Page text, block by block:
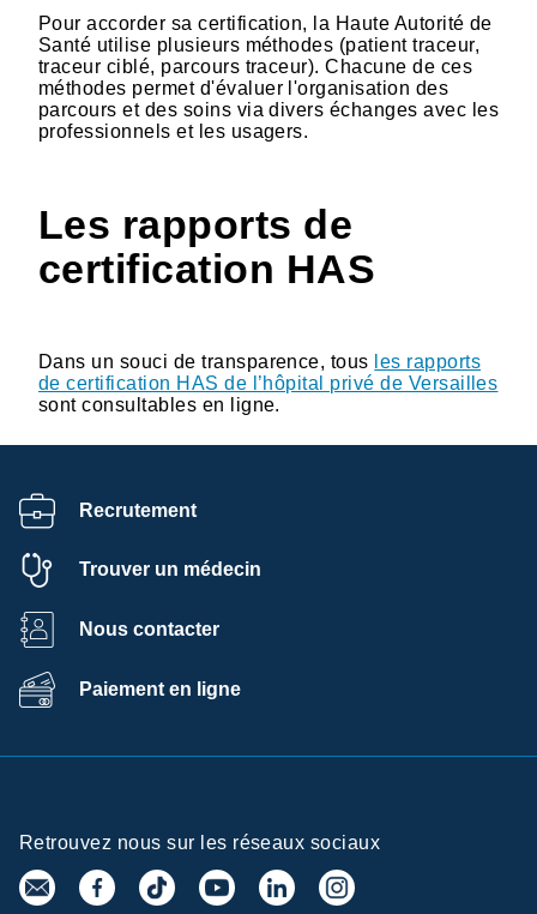
Pour accorder sa certification, la Haute Autorité de
Santé utilise plusieurs méthodes (patient traceur,
traceur ciblé, parcours traceur). Chacune de ces
méthodes permet d'évaluer l'organisation des
parcours et des soins via divers échanges avec les
professionnels et les usagers.
Les rapports de
certification HAS
Dans un souci de transparence, tous les rapports
de certification HAS de l’hôpital privé de Versailles
sont consultables en ligne.
Recrutement
Trouver un médecin
Nous contacter
Paiement en ligne
Retrouvez nous sur les réseaux sociaux